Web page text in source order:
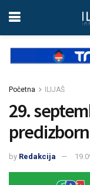
Početna ILIJAŠ
29.
by Redakcija